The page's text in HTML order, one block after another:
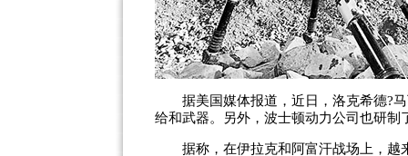
据美国媒体报道，近日，洛克希德?马
给和武器。另外，波士顿动力公司也研制
据称，在伊拉克和阿富汗战场上，越